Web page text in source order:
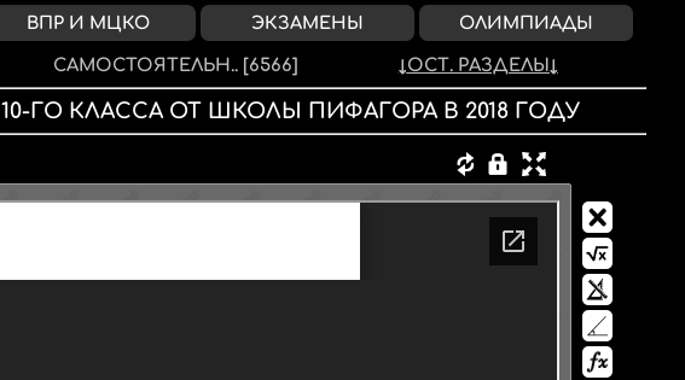
САМОСТОЯТЕЛЬН.. [6566] ОСТ. РАЗДЕЛЫ
10-ГО КЛАССА ОТ ШКОЛЫ ПИФАГОРАВ 2018ГОДУ
ВПР И МЦКО ЭКЗАМЕНЫ ОЛИМПИАДЫ